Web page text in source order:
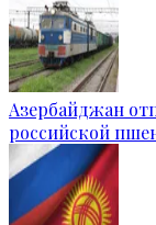
Азербайджан
российской